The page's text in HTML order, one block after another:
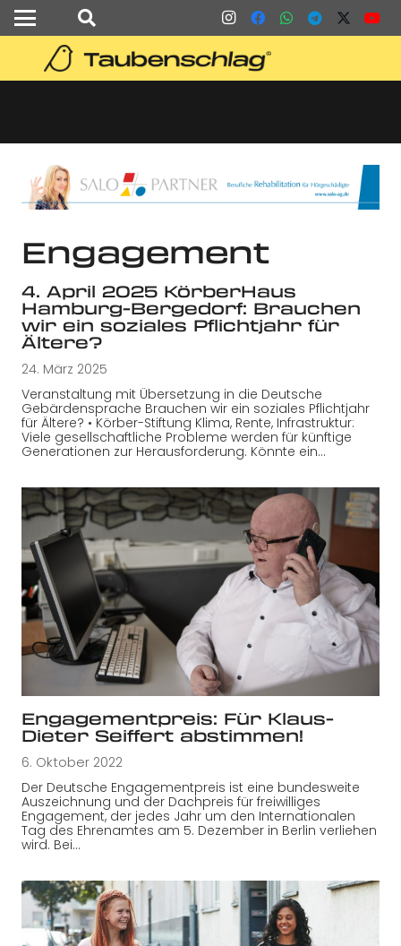
Engagement
4. April 2025 KörberHaus
Hamburg-Bergedorf: Brauchen
wir ein soziales Pflichtjahr für
Ältere?
24. März 2025
Veranstaltung mit Übersetzung in die Deutsche
Gebärdensprache Brauchen wir ein soziales Pflichtjahr
für Ältere? • Körber-Stiftung Klima, Rente, Infrastruktur:
Viele gesellschaftliche Probleme werden für künftige
Generationen zur Herausforderung. Könnte ein…
Engagementpreis: Für Klaus-
Dieter Seiffert abstimmen!
6. Oktober 2022
Der Deutsche Engagementpreis ist eine bundesweite
Auszeichnung und der Dachpreis für freiwilliges
Engagement, der jedes Jahr um den Internationalen
Tag des Ehrenamtes am 5. Dezember in Berlin verliehen
wird. Bei…